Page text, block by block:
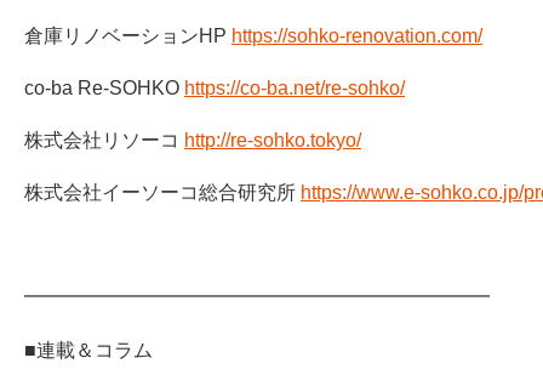
倉庫リノベーションHP https://sohko-renovation.com/
co-ba Re-SOHKO https://co-ba.net/re-sohko/
株式会社リソーコ http://re-sohko.tokyo/
株式会社イーソーコ総合研究所 https://www.e-sohko.co.jp/
━━━━━━━━━━━━━━━━━━━━━━━━
■連載＆コラム